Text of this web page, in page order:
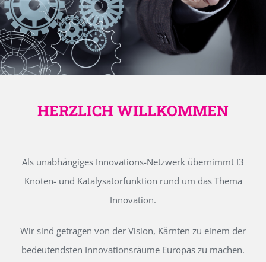
HERZLICH WILLKOMMEN
Als unabhängiges Innovations-Netzwerk übernimmt I3
Knoten- und Katalysatorfunktion rund um das Thema
Innovation.
Wir sind getragen von der Vision, Kärnten zu einem der
bedeutendsten Innovationsräume Europas zu machen.